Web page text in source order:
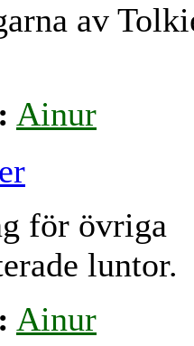
av
Ainur
för övriga
luntor.
Ainur